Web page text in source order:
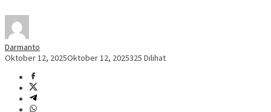
Darmanto
Oktober 12, 2025Oktober 12, 2025325 Dilihat